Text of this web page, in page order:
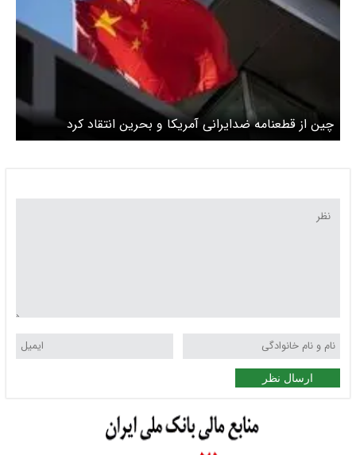
چین از قطعنامه ضدایرانی آمریکا و بحرین انتقاد کرد
ارسال نظر